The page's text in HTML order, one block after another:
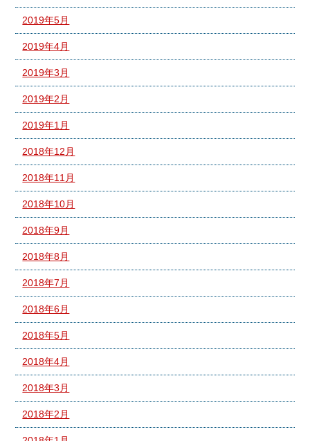
2019年5月
2019年4月
2019年3月
2019年2月
2019年1月
2018年12月
2018年11月
2018年10月
2018年9月
2018年8月
2018年7月
2018年6月
2018年5月
2018年4月
2018年3月
2018年2月